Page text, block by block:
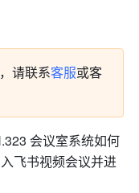
请联系客服或客
会议室系统如何
飞书视频会议并进